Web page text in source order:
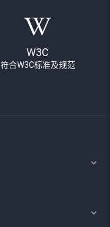
W3C
符合W3C标准及规范